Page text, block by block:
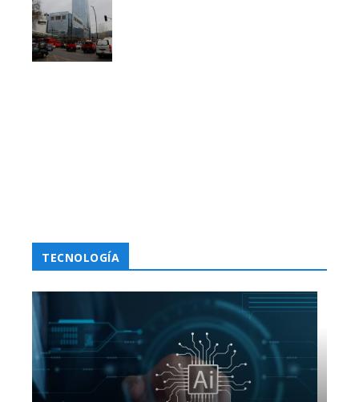
TECNOLOGÍA